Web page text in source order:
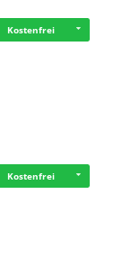
Kostenfrei
Kostenfrei